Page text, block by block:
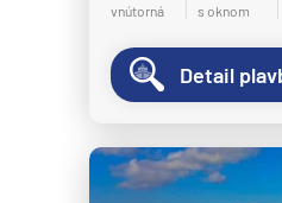
vnútorná s oknom
Detail